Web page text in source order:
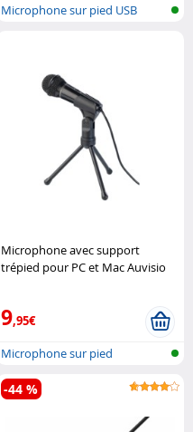
Microphone sur pied USB
Microphone avec support
trépied pour PC et Mac Auvisio
9,95€
Microphone sur pied
-44 %